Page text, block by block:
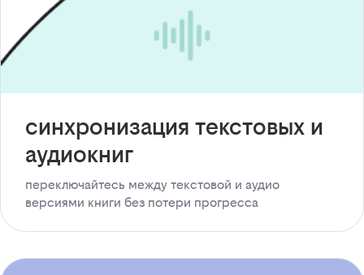
синхронизация текстовых и
аудиокниг
переключайтесь между текстовой и аудио
версиями книги без потери прогресса